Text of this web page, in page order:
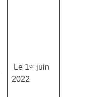
Le 1ᵉʳ juin
2022